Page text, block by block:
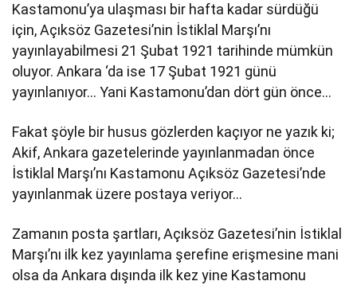
Kastamonu’ya ulaşması bir hafta kadar sürdüğü
için, Açıksöz Gazetesi’nin İstiklal Marşı’nı
yayınlayabilmesi 21 Şubat 1921 tarihinde mümkün
oluyor. Ankara ‘da ise 17 Şubat 1921 günü
yayınlanıyor… Yani Kastamonu’dan dört gün önce…
Fakat şöyle bir husus gözlerden kaçıyor ne yazık ki;
Akif, Ankara gazetelerinde yayınlanmadan önce
İstiklal Marşı’nı Kastamonu Açıksöz Gazetesi’nde
yayınlanmak üzere postaya veriyor…
Zamanın posta şartları, Açıksöz Gazetesi’nin İstiklal
Marşı’nı ilk kez yayınlama şerefine erişmesine mani
olsa da Ankara dışında ilk kez yine Kastamonu